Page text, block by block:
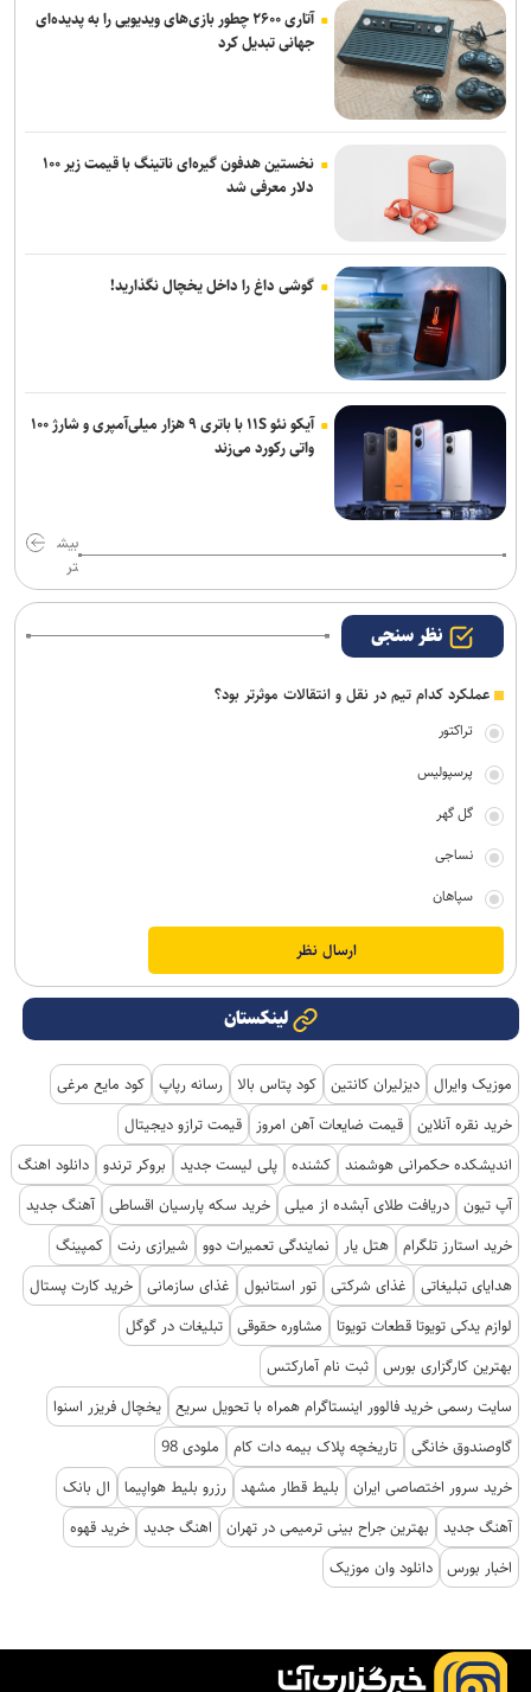
آتاری ۲۶۰۰ چطور بازی‌های ویدیویی را به پدیده‌ای
جهانی تبدیل کرد
نخستین هدفون گیره‌ای ناتینگ با قیمت زیر ۱۰۰
دلار معرفی شد
گوشی داغ را داخل یخچال نگذارید!
آیکو نئو ۱۱S با باتری ۹ هزار میلی‌آمپری و شارژ ۱۰۰
واتی رکورد می‌زند
بیش
تر
نظر سنجی
عملکرد کدام تیم در نقل و انتقالات موثرتر بود؟
تراکتور
پرسپولیس
گل گهر
نساجی
سپاهان
لینکستان
موزیک وایرال دیزلیران کانتین کود پتاس بالا رسانه رپاپ کود مایع مرغی
خرید نقره آنلاین قیمت ضایعات آهن امروز
قیمت ترازو دیجیتال
اندیشکده حکمرانی هوشمند کشنده پلی لیست جدید بروکر ترندو دانلود اهنگ
آپ تیون دریافت طلای آبشده از میلی خرید سکه پارسیان اقساطی آهنگ جدید
خرید استارز تلگرام هتل یار نمایندگی تعمیرات دوو شیرازی رنت کمپینگ
هدایای تبلیغاتی
غذای شرکتی تور استانبول غذای سازمانی خرید کارت پستال
لوازم یدکی تویوتا قطعات تویوتا
مشاوره حقوقی تبلیغات در گوگل
بهترین کارگزاری بورس ثبت نام آمارکتس
سایت رسمی خرید فالوور اینستاگرام همراه با تحویل سریع یخچال فریزر اسنوا
گاوصندوق خانگی تاریخچه پلاک بیمه دات کام
ملودی 98
خرید سرور اختصاصی ایران
بلیط قطار مشهد رزرو بلیط هواپیما
ال بانک
آهنگ جدید
بهترین جراح بینی ترمیمی در تهران اهنگ جدید خرید قهوه
اخبار بورس دانلود وان موزیک